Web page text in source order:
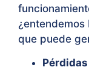
¿entendemos
que puede